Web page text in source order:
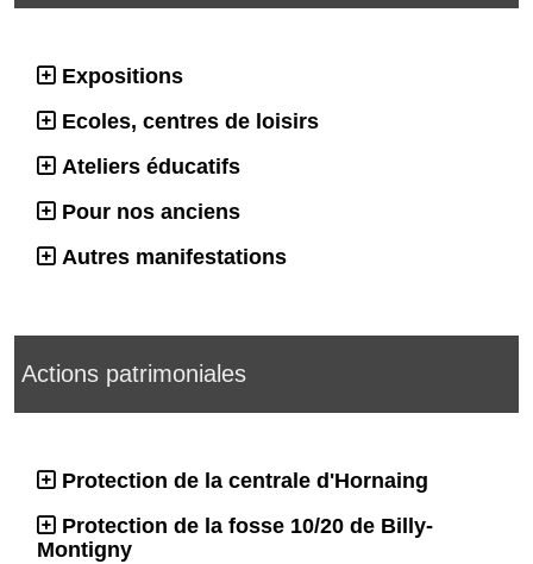
Expositions
Ecoles, centres de loisirs
Ateliers éducatifs
Pour nos anciens
Autres manifestations
Actions patrimoniales
Protection de la centrale d'Hornaing
Protection de la fosse 10/20 de Billy-
Montigny